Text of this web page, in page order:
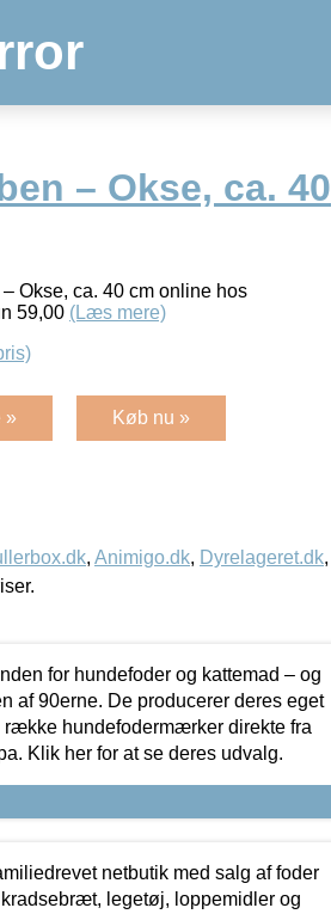
– Okse, ca. 40
Okse, ca. 40 cm online hos
59,00 (Læs mere)
» Køb nu »
, Animigo.dk, Dyrelageret.dk,
for hundefoder og kattemad – og
af 90erne. De producerer deres eget
hundefodermærker direkte fra
Klik her for at se deres udvalg.
netbutik med salg af foder
legetøj, loppemidler og